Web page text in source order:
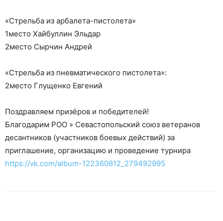
«Стрельба из арбалета-пистолета»
1место Хайбуллин Эльдар
2место Сырчин Андрей
«Стрельба из пневматического пистолета»:
2место Глущенко Евгений
Поздравляем призёров и победителей!
Благодарим РОО » Севастопольский союз ветеранов
десантников (участников боевых действий) за
приглашение, организацию и проведение турнира
https://vk.com/album-122360812_279492995